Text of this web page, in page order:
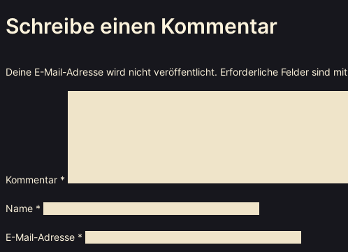
Schreibe einen Kommentar
Deine E-Mail-Adresse wird nicht veröffentlicht. Erforderliche Felder sind mit
Kommentar *
Name *
E-Mail-Adresse *